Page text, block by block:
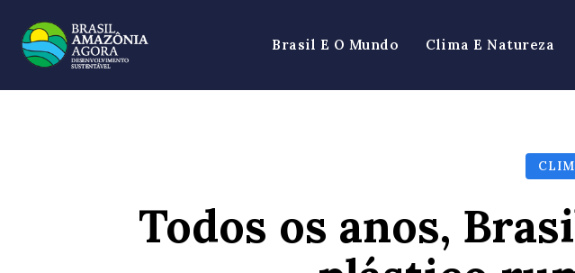
Brasil E O Mundo Clima E Natureza
Todos os anos,